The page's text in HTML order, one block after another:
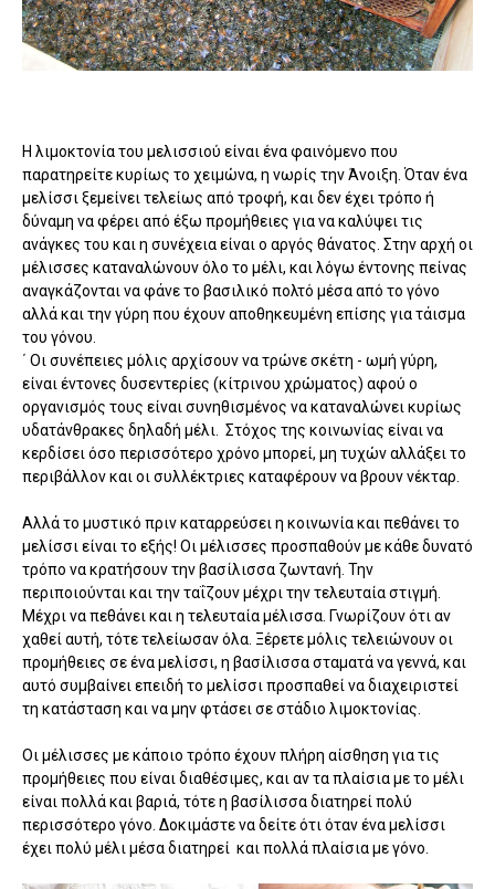
Η λιμοκτονία του μελισσιού είναι ένα φαινόμενο που
παρατηρείτε κυρίως το χειμώνα, η νωρίς την Άνοιξη. Όταν ένα
μελίσσι ξεμείνει τελείως από τροφή, και δεν έχει τρόπο ή
δύναμη να φέρει από έξω προμήθειες για να καλύψει τις
ανάγκες του και η συνέχεια είναι ο αργός θάνατος. Στην αρχή οι
μέλισσες καταναλώνουν όλο το μέλι, και λόγω έντονης πείνας
αναγκάζονται να φάνε το βασιλικό πολτό μέσα από το γόνο
αλλά και την γύρη που έχουν αποθηκευμένη επίσης για τάισμα
του γόνου.
΄ Οι συνέπειες μόλις αρχίσουν να τρώνε σκέτη - ωμή γύρη,
είναι έντονες δυσεντερίες (κίτρινου χρώματος) αφού ο
οργανισμός τους είναι συνηθισμένος να καταναλώνει κυρίως
υδατάνθρακες δηλαδή μέλι. Στόχος της κοινωνίας είναι να
κερδίσει όσο περισσότερο χρόνο μπορεί, μη τυχών αλλάξει το
περιβάλλον και οι συλλέκτριες καταφέρουν να βρουν νέκταρ.
Αλλά το μυστικό πριν καταρρεύσει η κοινωνία και πεθάνει το
μελίσσι είναι το εξής! Οι μέλισσες προσπαθούν με κάθε δυνατό
τρόπο να κρατήσουν την βασίλισσα ζωντανή. Την
περιποιούνται και την ταΐζουν μέχρι την τελευταία στιγμή.
Μέχρι να πεθάνει και η τελευταία μέλισσα. Γνωρίζουν ότι αν
χαθεί αυτή, τότε τελείωσαν όλα. Ξέρετε μόλις τελειώνουν οι
προμήθειες σε ένα μελίσσι, η βασίλισσα σταματά να γεννά, και
αυτό συμβαίνει επειδή το μελίσσι προσπαθεί να διαχειριστεί
τη κατάσταση και να μην φτάσει σε στάδιο λιμοκτονίας.
Οι μέλισσες με κάποιο τρόπο έχουν πλήρη αίσθηση για τις
προμήθειες που είναι διαθέσιμες, και αν τα πλαίσια με το μέλι
είναι πολλά και βαριά, τότε η βασίλισσα διατηρεί πολύ
περισσότερο γόνο. Δοκιμάστε να δείτε ότι όταν ένα μελίσσι
έχει πολύ μέλι μέσα διατηρεί και πολλά πλαίσια με γόνο.